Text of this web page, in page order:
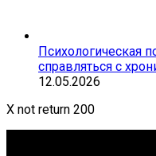
Психологическая
справляться с
12.05.2026
X not return 200